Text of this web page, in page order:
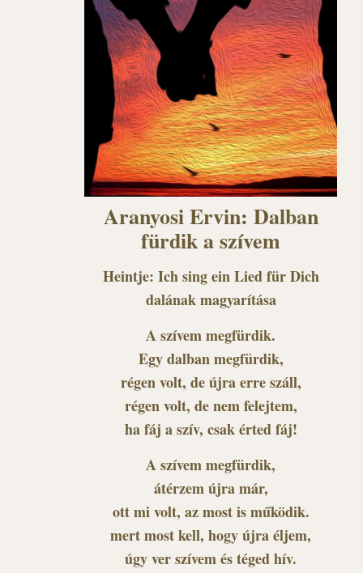
Aranyosi Ervin: Dalban
fürdik a szívem
Heintje: Ich sing ein Lied für Dich
dalának magyarítása
A szívem megfürdik.
Egy dalban megfürdik,
régen volt, de újra erre száll,
régen volt, de nem felejtem,
ha fáj a szív, csak érted fáj!
A szívem megfürdik,
átérzem újra már,
ott mi volt, az most is működik.
mert most kell, hogy újra éljem,
úgy ver szívem és téged hív.